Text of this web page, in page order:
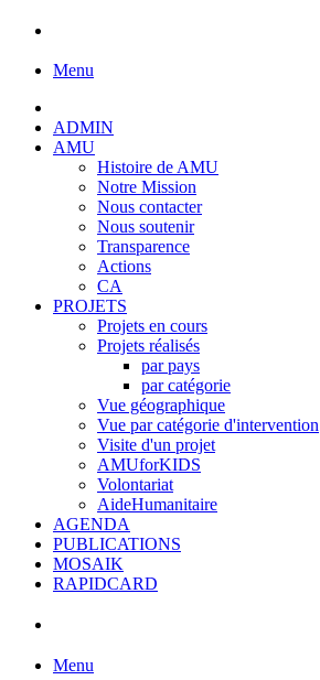
Menu
ADMIN
AMU
Histoire de AMU
Notre Mission
Nous contacter
Nous soutenir
Transparence
Actions
CA
PROJETS
Projets en cours
Projets réalisés
par pays
par catégorie
Vue géographique
Vue par catégorie d'intervention
Visite d'un projet
AMUforKIDS
Volontariat
AideHumanitaire
AGENDA
PUBLICATIONS
MOSAIK
RAPIDCARD
Menu